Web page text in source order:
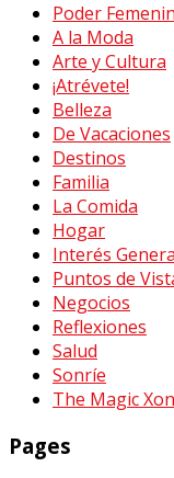
Poder
A la Moda
Arte y Cultura
¡Atrévete!
Belleza
De Vacaciones
Destinos
Familia
La Comida
Hogar
Interés
Puntos de
Negocios
Reflexiones
Salud
Sonríe
The Magic
Pages